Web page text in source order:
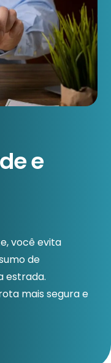
e
você evita
de
estrada.
mais segura e